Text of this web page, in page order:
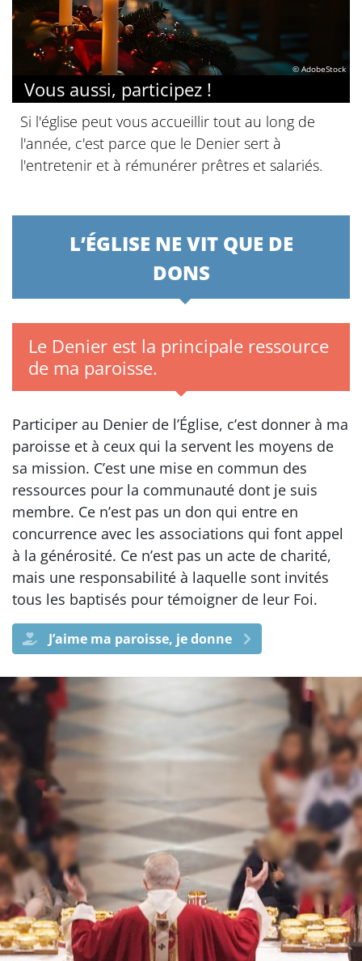
© AdobeStock
Vous aussi, participez !
Si l'église peut vous accueillir tout au long de
l'année, c'est parce que le Denier sert à
l'entretenir et à rémunérer prêtres et salariés.
L’ÉGLISE NE VIT QUE DE
DONS
Le Denier est la principale ressource
de ma paroisse.
Participer au Denier de l’Église, c’est donner à ma
paroisse et à ceux qui la servent les moyens de
sa mission. C’est une mise en commun des
ressources pour la communauté dont je suis
membre. Ce n’est pas un don qui entre en
concurrence avec les associations qui font appel
à la générosité. Ce n’est pas un acte de charité,
mais une responsabilité à laquelle sont invités
tous les baptisés pour témoigner de leur Foi.
J’aime ma paroisse, je donne